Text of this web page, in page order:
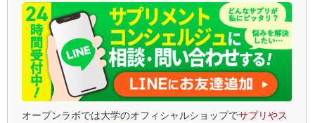
オープンラボでは大学のオフィシャルショップでサプリやス